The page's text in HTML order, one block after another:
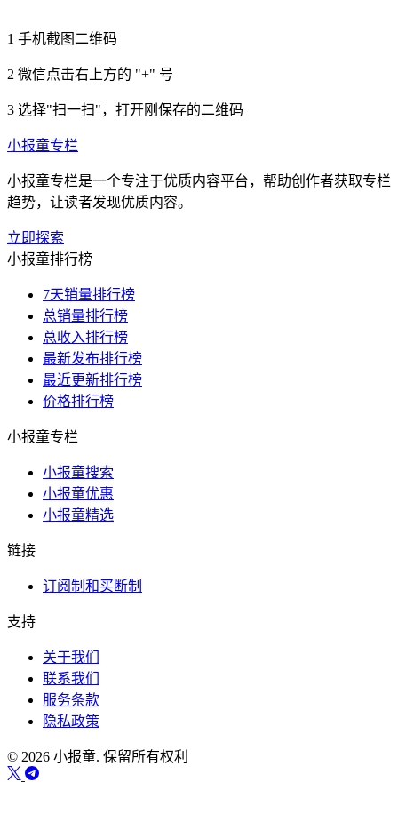
1 手机截图二维码
2 微信点击右上方的 "+" 号
3 选择"扫一扫"，打开刚保存的二维码
小报童专栏
小报童专栏是一个专注于优质内容平台，帮助创作者获取专栏
趋势，让读者发现优质内容。
立即探索
小报童排行榜
7天销量排行榜
总销量排行榜
总收入排行榜
最新发布排行榜
最近更新排行榜
价格排行榜
小报童专栏
小报童搜索
小报童优惠
小报童精选
链接
订阅制和买断制
支持
关于我们
联系我们
服务条款
隐私政策
© 2026 小报童. 保留所有权利